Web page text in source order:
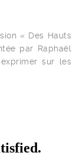
« Des Hauts
par Raphaël
sur les